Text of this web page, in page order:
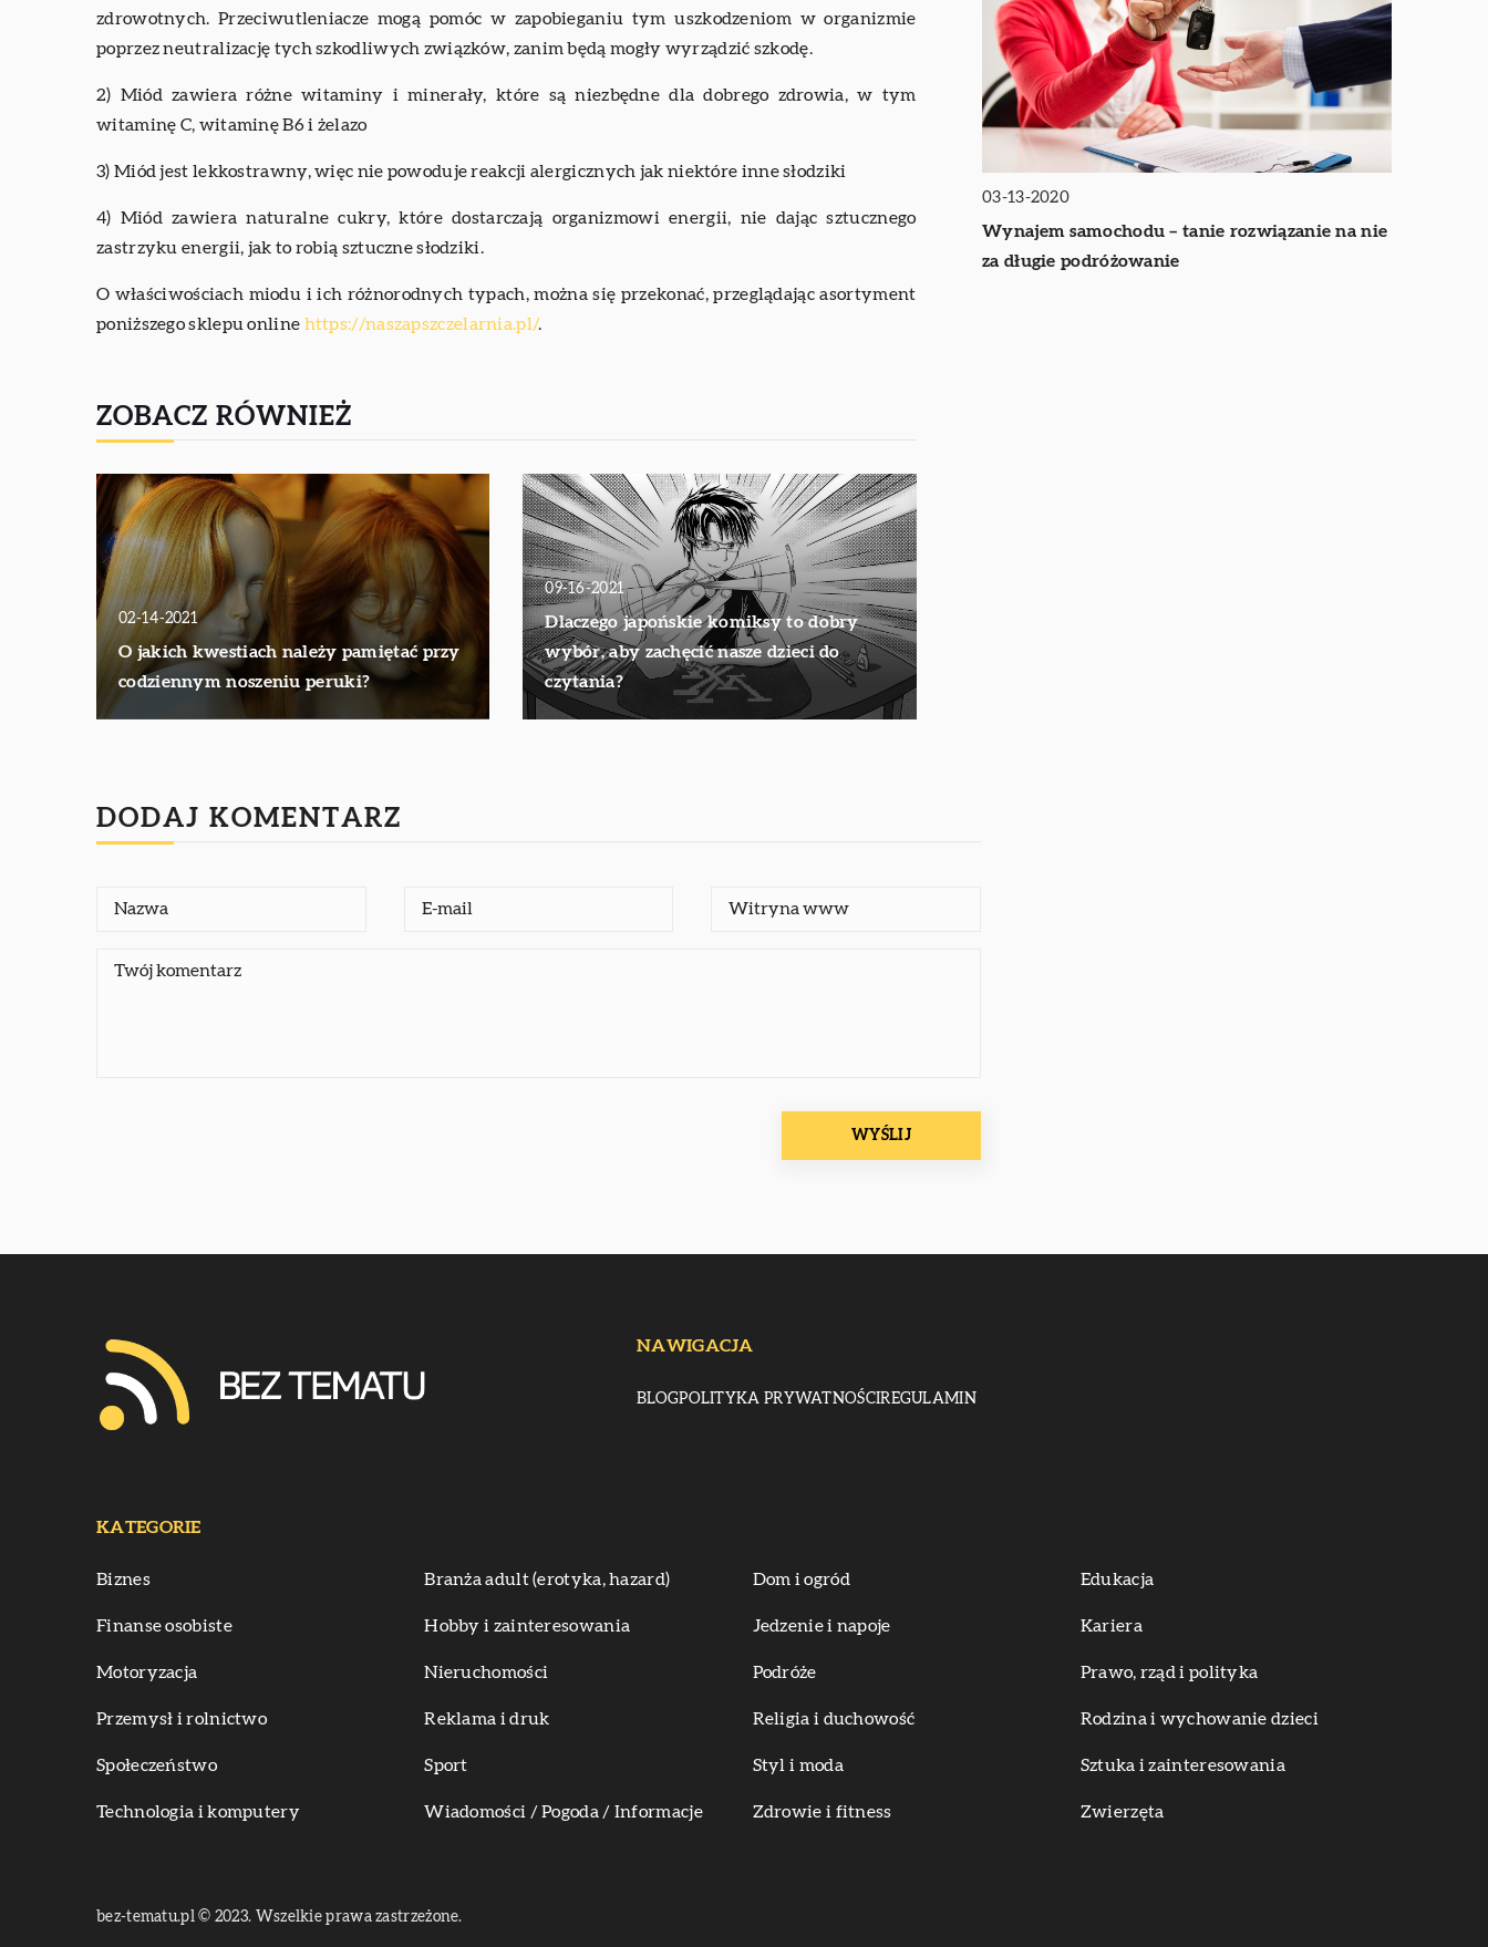
zdrowotnych. Przeciwutleniacze mogą pomóc w zapobieganiu tym uszkodzeniom w organizmie
poprzez neutralizację tych szkodliwych związków, zanim będą mogły wyrządzić szkodę.
2) Miód zawiera różne witaminy i minerały, które są niezbędne dla dobrego zdrowia, w tym
witaminę C, witaminę B6 i żelazo
3) Miód jest lekkostrawny, więc nie powoduje reakcji alergicznych jak niektóre inne słodziki
4) Miód zawiera naturalne cukry, które dostarczają organizmowi energii, nie dając sztucznego
zastrzyku energii, jak to robią sztuczne słodziki.
O właściwościach miodu i ich różnorodnych typach, można się przekonać, przeglądając asortyment
poniższego sklepu online https://naszapszczelarnia.pl/.
ZOBACZ RÓWNIEŻ
02-14-2021
O jakich kwestiach należy pamiętać przy
codziennym noszeniu peruki?
09-16-2021
Dlaczego japońskie komiksy to dobry
wybór, aby zachęcić nasze dzieci do
czytania?
03-13-2020
Wynajem samochodu – tanie rozwiązanie na nie
za długie podróżowanie
DODAJ KOMENTARZ
NAWIGACJA
BLOGPOLITYKA PRYWATNOŚCIREGULAMIN
KATEGORIE
Biznes Branża adult (erotyka, hazard) Dom i ogród Edukacja
Finanse osobiste Hobby i zainteresowania Jedzenie i napoje Kariera
Motoryzacja Nieruchomości Podróże Prawo, rząd i polityka
Przemysł i rolnictwo Reklama i druk Religia i duchowość Rodzina i wychowanie dzieci
Społeczeństwo Sport Styl i moda Sztuka i zainteresowania
Technologia i komputery Wiadomości / Pogoda / Informacje Zdrowie i fitness Zwierzęta
bez-tematu.pl © 2023. Wszelkie prawa zastrzeżone.